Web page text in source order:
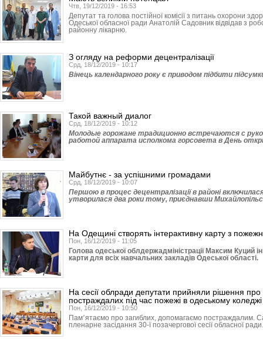
Чтв, 19/12/2019 - 16:53
Депутат та голова постійної комісії з питань охорони
Одеської обласної ради Анатолій Садовник відвідав з
районну лікарню.
З огляду на реформи децентралізації
Срд, 18/12/2019 - 10:17
Вінець календарного року є приводом підбити
Такой важный диалог
Срд, 18/12/2019 - 10:12
Молодые горожане традиционно встречаются с
работой аппарата исполкома горсовета в День
Майбутнє - за успішними громадами
Срд, 18/12/2019 - 10:07
Першою в процес децентралізації в районі
утворилася два роки тому, приєднавши
На Одещині створять інтерактивну карту з
Пон, 16/12/2019 - 11:05
Голова одеської облдержадміністрації Максим Куций
карти для всіх навчальних закладів Одеської області.
На сесії облради депутати прийняли рішення про
постраждалих під час пожежі в одеському коледжі
Пон, 16/12/2019 - 10:50
Пам՚ятаємо про загиблих, допомагаємо постраждалим.
пленарне засідання 30-ї позачергової сесії обласної ради.